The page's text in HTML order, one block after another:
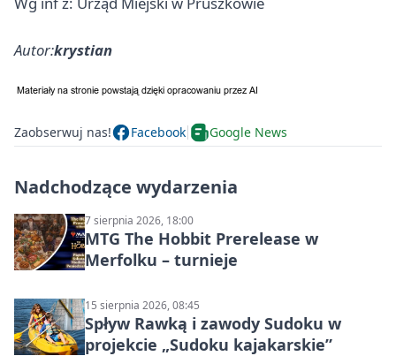
Autor:krystian
Zaobserwuj nas! Facebook Google News
Nadchodzące wydarzenia
7 sierpnia 2026, 18:00
MTG The Hobbit Prerelease w
Merfolku – turnieje
15 sierpnia 2026, 08:45
Spływ Rawką i zawody Sudoku w
projekcie „Sudoku kajakarskie”